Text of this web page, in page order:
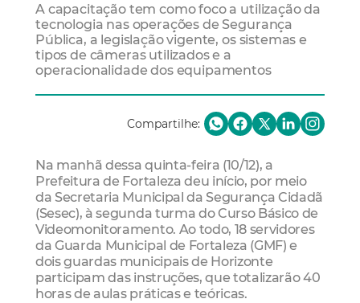
A capacitação tem como foco a utilização da
tecnologia nas operações de Segurança
Pública, a legislação vigente, os sistemas e
tipos de câmeras utilizados e a
operacionalidade dos equipamentos
Compartilhe:
Na manhã dessa quinta-feira (10/12), a
Prefeitura de Fortaleza deu início, por meio
da Secretaria Municipal da Segurança Cidadã
(Sesec), à segunda turma do Curso Básico de
Videomonitoramento. Ao todo, 18 servidores
da Guarda Municipal de Fortaleza (GMF) e
dois guardas municipais de Horizonte
participam das instruções, que totalizarão 40
horas de aulas práticas e teóricas.